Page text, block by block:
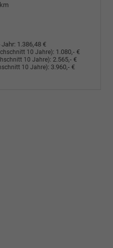
1.386,48 €
10 Jahre): 1.080,- €
10 Jahre): 2.565,- €
10 Jahre): 3.960,- €